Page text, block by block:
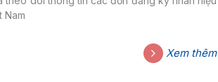
Nam
Xem thêm